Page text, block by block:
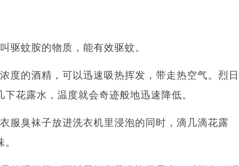
驱蚊胺的物质，能有效驱蚊。
度的酒精，可以迅速吸热挥发，带走热空气。烈日
花露水，温度就会奇迹般地迅速降低。
服臭袜子放进洗衣机里浸泡的同时，滴几滴花露